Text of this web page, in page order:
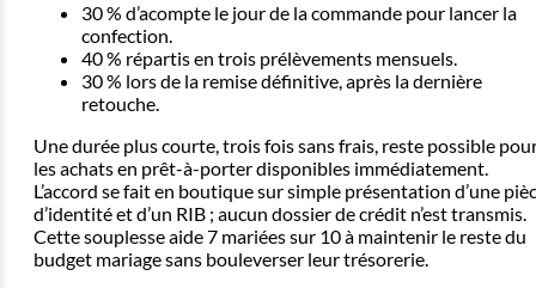
30 % d’acompte le jour de la commande pour lancer la
confection.
40 % répartis en trois prélèvements mensuels.
30 % lors de la remise définitive, après la dernière
retouche.
Une durée plus courte, trois fois sans frais, reste possible
les achats en prêt-à-porter disponibles immédiatement.
L’accord se fait en boutique sur simple présentation d’une
d’identité et d’un RIB ; aucun dossier de crédit n’est transmis.
Cette souplesse aide 7 mariées sur 10 à maintenir le reste du
budget mariage sans bouleverser leur trésorerie.